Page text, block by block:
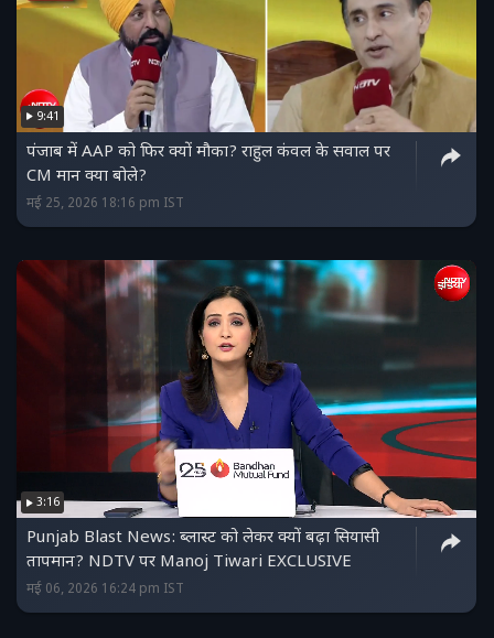
9:41
पंजाब में AAP को फिर क्यों मौका? राहुल कंवल के सवाल पर
CM मान क्या बोले?
मई 25, 2026 18:16 pm IST
3:16
Punjab Blast News: ब्लास्ट को लेकर क्यों बढ़ा सियासी
तापमान? NDTV पर Manoj Tiwari EXCLUSIVE
मई 06, 2026 16:24 pm IST